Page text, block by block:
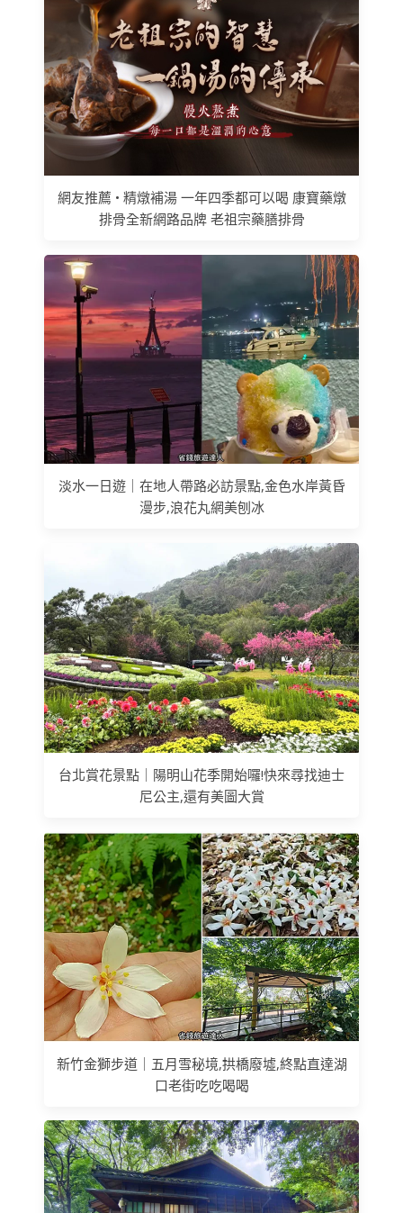
網友推薦 • 精燉補湯 一年四季都可以喝 康寶藥燉
排骨全新網路品牌 老祖宗藥膳排骨
淡水一日遊｜在地人帶路必訪景點,金色水岸黃昏
漫步,浪花丸網美刨冰
台北賞花景點｜陽明山花季開始囉!快來尋找迪士
尼公主,還有美圖大賞
新竹金獅步道｜五月雪秘境,拱橋廢墟,終點直達湖
口老街吃吃喝喝